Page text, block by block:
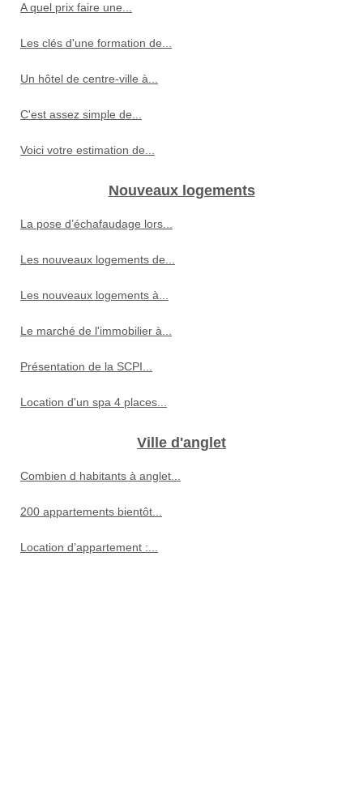
A quel prix faire une...
Les clés d'une formation de...
Un hôtel de centre-ville à...
C'est assez simple de...
Voici votre estimation de...
Nouveaux logements
La pose d’échafaudage lors...
Les nouveaux logements de...
Les nouveaux logements à...
Le marché de l'immobilier à...
Présentation de la SCPI...
Location d'un spa 4 places...
Ville d'anglet
Combien d habitants à anglet...
200 appartements bientôt...
Location d’appartement :...